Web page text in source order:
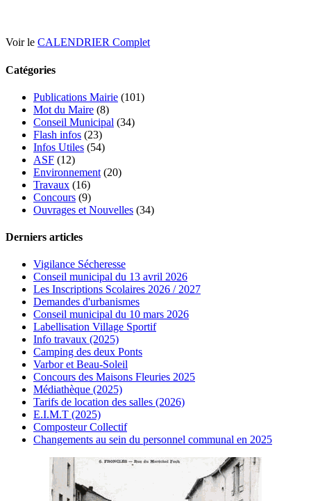
Voir le CALENDRIER Complet
Catégories
Publications Mairie (101)
Mot du Maire (8)
Conseil Municipal (34)
Flash infos (23)
Infos Utiles (54)
ASF (12)
Environnement (20)
Travaux (16)
Concours (9)
Ouvrages et Nouvelles (34)
Derniers articles
Vigilance Sécheresse
Conseil municipal du 13 avril 2026
Les Inscriptions Scolaires 2026 / 2027
Demandes d'urbanismes
Conseil municipal du 10 mars 2026
Labellisation Village Sportif
Info travaux (2025)
Camping des deux Ponts
Varbor et Beau-Soleil
Concours des Maisons Fleuries 2025
Médiathèque (2025)
Tarifs de location des salles (2026)
E.I.M.T (2025)
Composteur Collectif
Changements au sein du personnel communal en 2025